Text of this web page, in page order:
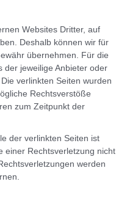
Websites Dritter, auf
Deshalb können wir für
übernehmen. Für die
der jeweilige Anbieter oder
verlinkten Seiten wurden
Rechtsverstöße
zum Zeitpunkt der
der verlinkten Seiten ist
einer Rechtsverletzung nicht
werden